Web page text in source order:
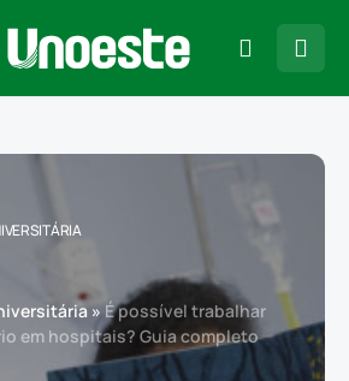
»É possível trabalhar
em hospitais? Guia completo